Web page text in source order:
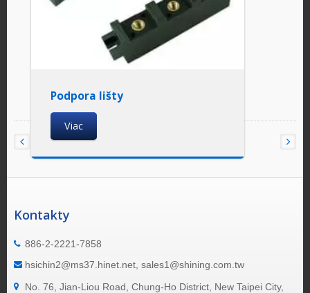
Podpora lišty
Viac
Kontakty
886-2-2221-7858
hsichin2@ms37.hinet.net, sales1@shining.com.tw
No. 76, Jian-Liou Road, Chung-Ho District, New Taipei City,